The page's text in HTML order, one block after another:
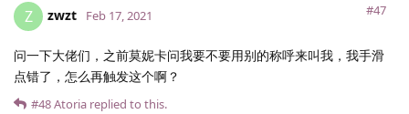
Z zwzt #47
Feb 17, 2021
问一下大佬们，之前莫妮卡问我要不要用别的称呼来叫我，我手滑
点错了，怎么再触发这个啊？
#48Atoria replied to this.